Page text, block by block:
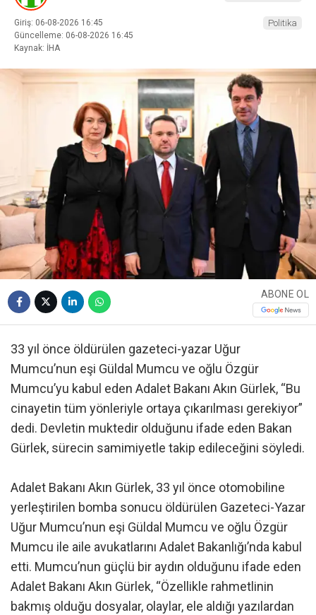
Giriş: 06-08-2026 16:45
Güncelleme: 06-08-2026 16:45
Kaynak: İHA
Politika
ABONE OL
33 yıl önce öldürülen gazeteci-yazar Uğur
Mumcu’nun eşi Güldal Mumcu ve oğlu Özgür
Mumcu’yu kabul eden Adalet Bakanı Akın Gürlek, “Bu
cinayetin tüm yönleriyle ortaya çıkarılması gerekiyor”
dedi. Devletin muktedir olduğunu ifade eden Bakan
Gürlek, sürecin samimiyetle takip edileceğini söyledi.
Adalet Bakanı Akın Gürlek, 33 yıl önce otomobiline
yerleştirilen bomba sonucu öldürülen Gazeteci-Yazar
Uğur Mumcu’nun eşi Güldal Mumcu ve oğlu Özgür
Mumcu ile aile avukatlarını Adalet Bakanlığı’nda kabul
etti. Mumcu’nun güçlü bir aydın olduğunu ifade eden
Adalet Bakanı Akın Gürlek, “Özellikle rahmetlinin
bakmış olduğu dosyalar, olaylar, ele aldığı yazılardan